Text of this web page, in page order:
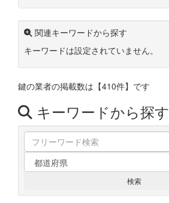
関連キーワードから探す
キーワードは設定されていません。
鍵の業者の掲載数は 【410件】 です
キーワードから探す